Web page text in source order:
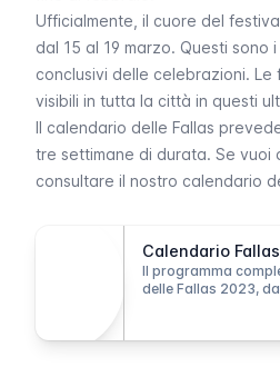
Ufficialmente, il cuore del
dal 15 al 19 marzo. Questi sono
conclusivi delle celebrazioni. Le
visibili in tutta la città in questi
Il calendario delle Fallas
tre settimane di durata. Se vuoi
consultare il nostro calendario
Calendario
Il programma
delle Fallas 2023,